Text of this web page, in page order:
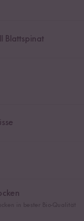
Blattspinat